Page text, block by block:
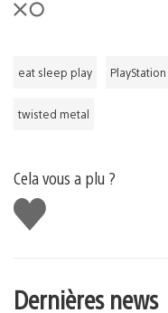
eat sleep play
twisted metal
Cela vous a plu ?
J'aime
Dernières news